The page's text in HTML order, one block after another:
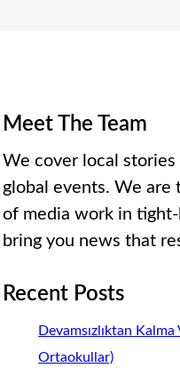
Meet The Team
We cover local
global events. We are
of media work in
bring you news that
Recent Posts
Devamsızlıktan
Ortaokullar)